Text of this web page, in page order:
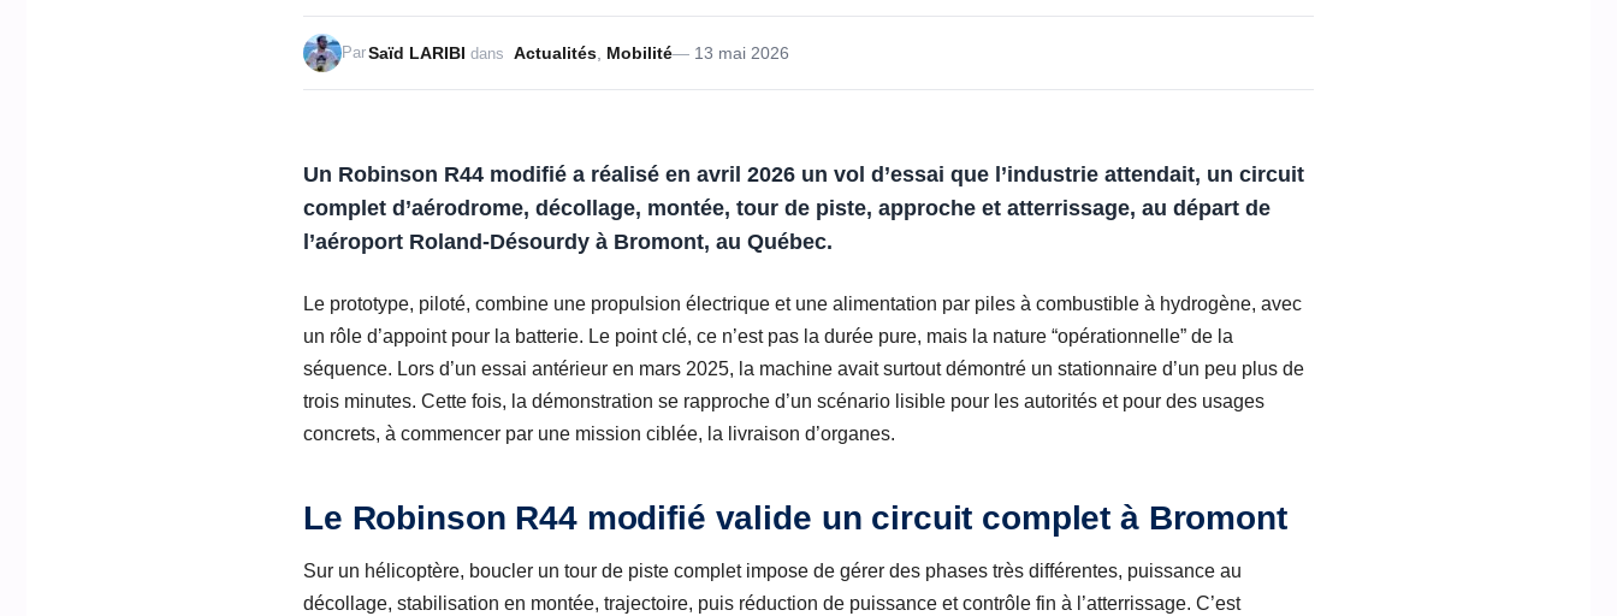
13 mai 2026
ParSaïd LARIBI dans Actualités Mobilité
Un Robinson R44 modifié a réalisé en avril 2026 un vol d’essai que l’industrie attendait, un circuit
complet d’aérodrome, décollage, montée, tour de piste, approche et atterrissage, au départ de
l’aéroport Roland-Désourdy à Bromont, au Québec.
Le prototype, piloté, combine une propulsion électrique et une alimentation par piles à combustible à hydrogène, avec
un rôle d’appoint pour la batterie. Le point clé, ce n’est pas la durée pure, mais la nature “opérationnelle” de la
séquence. Lors d’un essai antérieur en mars 2025, la machine avait surtout démontré un stationnaire d’un peu plus de
trois minutes. Cette fois, la démonstration se rapproche d’un scénario lisible pour les autorités et pour des usages
concrets, à commencer par une mission ciblée, la livraison d’organes.
Le Robinson R44 modifié valide un circuit complet à Bromont
Sur un hélicoptère, boucler un tour de piste complet impose de gérer des phases très différentes, puissance au
décollage, stabilisation en montée, trajectoire, puis réduction de puissance et contrôle fin à l’atterrissage. C’est